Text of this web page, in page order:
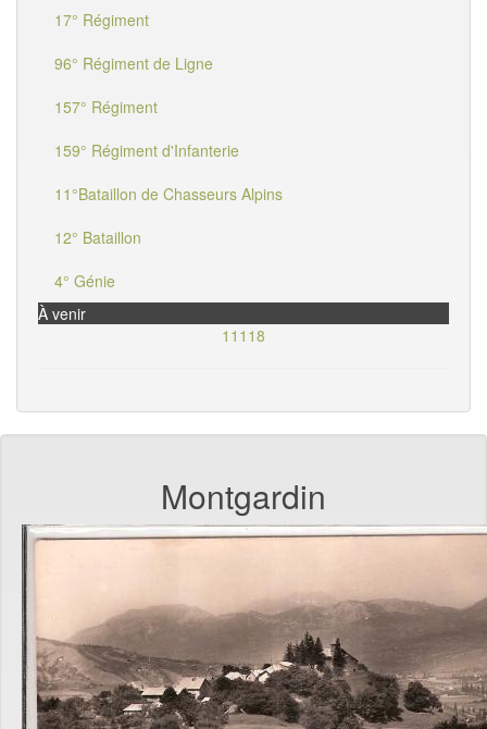
17° Régiment
96° Régiment de Ligne
157° Régiment
159° Régiment d'Infanterie
11°Bataillon de Chasseurs Alpins
12° Bataillon
4° Génie
À venir
11118
Montgardin